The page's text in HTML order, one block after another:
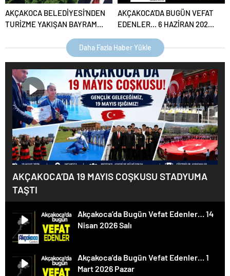
AKÇAKOCA BELEDİYESİ’NDEN
TURİZME YAKIŞAN BAYRAM
AKÇAKOCA’DA BUGÜN VEFAT
EDENLER… 6 HAZİRAN 2025
Daha Fazla Haber Yükle
AKÇAKOCA’DA 19 MAYIS COŞKUSU STADYUMA
TAŞTI
Akçakoca’da Bugün Vefat Edenler… 14
Nisan 2026 Salı
Akçakoca’da Bugün Vefat Edenler… 1
Mart 2026 Pazar